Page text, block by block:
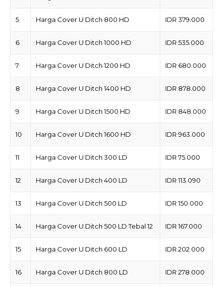
5 Harga Cover U Ditch 800 HD IDR 379.000
6 Harga Cover U Ditch 1000 HD IDR 535.000
7 Harga Cover U Ditch 1200 HD IDR 680.000
8 Harga Cover U Ditch 1400 HD IDR 878.000
9 Harga Cover U Ditch 1500 HD IDR 848.000
10 Harga Cover U Ditch 1600 HD IDR 963.000
11 Harga Cover U Ditch 300 LD IDR 75.000
12 Harga Cover U Ditch 400 LD IDR 113.090
13 Harga Cover U Ditch 500 LD IDR 150.000
14 Harga Cover U Ditch 500 LD Tebal 12 IDR 167.000
15 Harga Cover U Ditch 600 LD IDR 202.000
16 Harga Cover U Ditch 800 LD IDR 278.000